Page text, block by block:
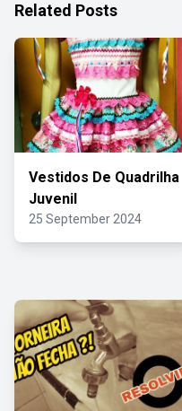
Related Posts
Vestidos De Quadrilha
Juvenil
25 September 2024